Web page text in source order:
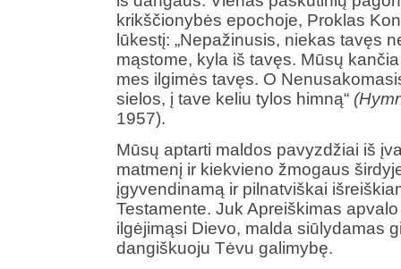
krikščionybės epochoje, Proklas
lūkestį: „Nepažinusis, niekas tavęs
mąstome, kyla iš tavęs. Mūsų
mes ilgimės tavęs. O
sielos, į tave keliu tylos himną“
1957).
Mūsų aptarti maldos pavyzdžiai iš
matmenį ir kiekvieno žmogaus
įgyvendinamą ir pilnatviškai
Testamente. Juk Apreiškimas
ilgėjimąsi Dievo, malda siūlydamas
dangiškuoju Tėvu galimybę.